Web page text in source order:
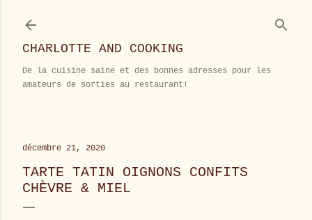
CHARLOTTE AND COOKING
De la cuisine saine et des bonnes adresses pour les
amateurs de sorties au restaurant!
décembre 21, 2020
TARTE TATIN OIGNONS CONFITS
CHÈVRE & MIEL